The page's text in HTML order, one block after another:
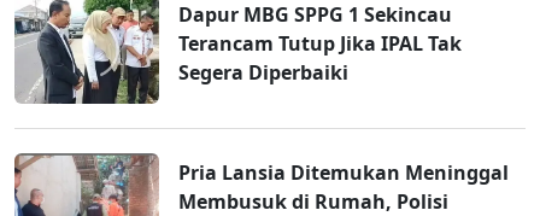
Dapur MBG SPPG 1 Sekincau
Terancam Tutup Jika IPAL Tak
Segera Diperbaiki
Pria Lansia Ditemukan Meninggal
Membusuk di Rumah, Polisi